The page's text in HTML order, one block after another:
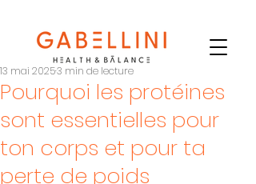
Pourquoi les protéines
sont essentielles pour
ton corps et pour ta
perte de poids
13 mai 20253 min de lecture